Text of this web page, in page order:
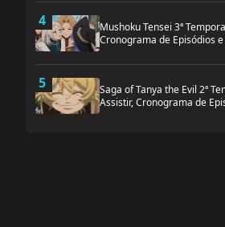
4
Mushoku Tensei 3ª
Cronograma de Episódios
5
Saga of Tanya the Evil 2ª
Assistir, Cronograma de